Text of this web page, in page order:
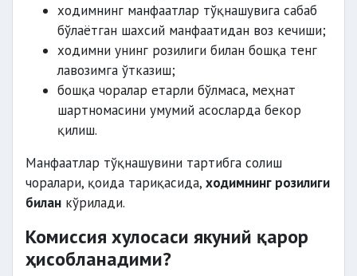
ходимнинг манфаатлар тўқнашувига сабаб
бўлаётган шахсий манфаатидан воз кечиши;
ходимни унинг розилиги билан бошқа тенг
лавозимга ўтказиш;
бошқа чоралар етарли бўлмаса, меҳнат
шартномасини умумий асосларда бекор
қилиш.
Манфаатлар тўқнашувини тартибга солиш
чоралари, қоида тариқасида, ходимнинг розилиги
билан кўрилади.
Комиссия хулосаси якуний қарор
ҳисобланадими?